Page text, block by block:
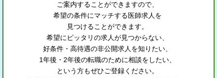
ご案内することができますので、
希望の条件にマッチする医師求人を
見つけることができます。
希望にピッタリの求人が見つからない、
好条件・高待遇の非公開求人を知りたい、
1年後・2年後の転職のために相談をしたい、
という方もぜひご登録ください。